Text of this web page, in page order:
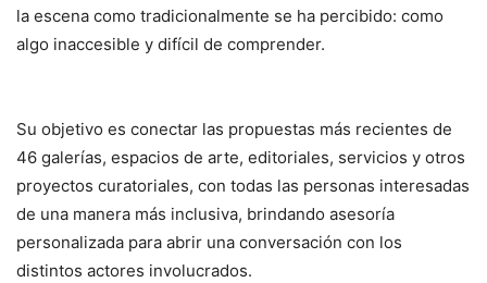
la escena como tradicionalmente se ha percibido: como
algo inaccesible y difícil de comprender.
Su objetivo es conectar las propuestas más recientes de
46 galerías, espacios de arte, editoriales, servicios y otros
proyectos curatoriales, con todas las personas interesadas
de una manera más inclusiva, brindando asesoría
personalizada para abrir una conversación con los
distintos actores involucrados.